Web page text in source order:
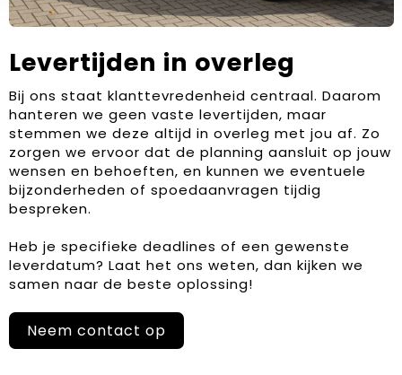
Levertijden in overleg
Bij ons staat klanttevredenheid centraal. Daarom
hanteren we geen vaste levertijden, maar
stemmen we deze altijd in overleg met jou af. Zo
zorgen we ervoor dat de planning aansluit op jouw
wensen en behoeften, en kunnen we eventuele
bijzonderheden of spoedaanvragen tijdig
bespreken.
Heb je specifieke deadlines of een gewenste
leverdatum? Laat het ons weten, dan kijken we
samen naar de beste oplossing!
Neem contact op